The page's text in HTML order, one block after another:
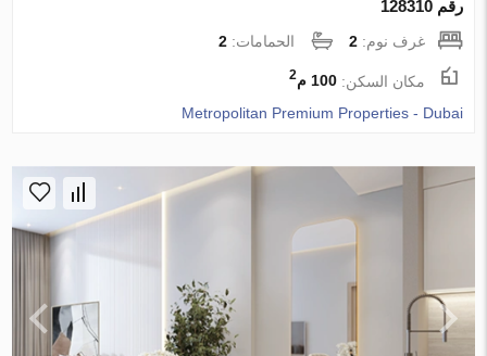
رقم 128310
غرف نوم:2 الحمامات:2
مكان السكن:100 م 2
Metropolitan Premium Properties - Dubai